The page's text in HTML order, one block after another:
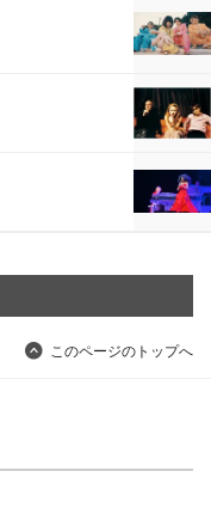
このページのトップへ